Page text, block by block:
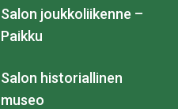
Salon joukkoliikenne –
Paikku
Salon historiallinen
museo